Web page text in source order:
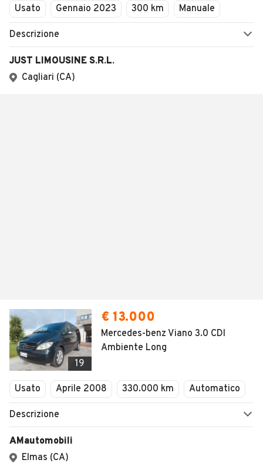
Usato Gennaio 2023 300 km Manuale
Descrizione
JUST LIMOUSINE S.R.L.
Cagliari (CA)
19
€ 13.000
Mercedes-benz Viano 3.0 CDI
Ambiente Long
Usato Aprile 2008 330.000 km Automatico
Descrizione
AMautomobili
Elmas (CA)